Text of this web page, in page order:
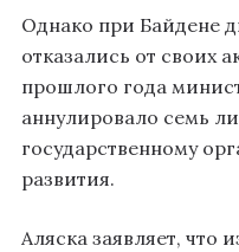
Однако при Байдене
отказались от своих
прошлого года
аннулировало семь
государственному
развития.
Аляска заявляет, что